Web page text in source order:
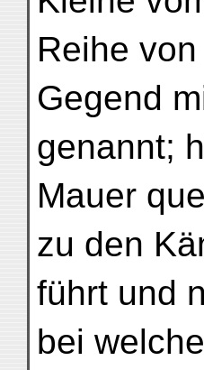
Reihe
Gegend
genannt;
Mauer
zu den
führt und
bei